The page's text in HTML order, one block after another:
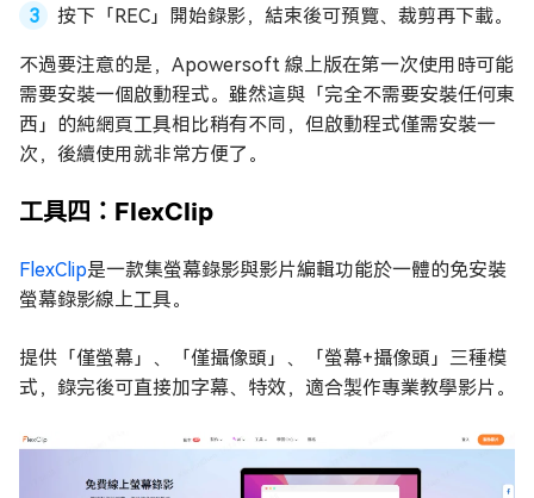
按下「REC」開始錄影，結束後可預覽、裁剪再下載。
不過要注意的是，Apowersoft 線上版在第一次使用時可能
需要安裝一個啟動程式。雖然這與「完全不需要安裝任何東
西」的純網頁工具相比稍有不同，但啟動程式僅需安裝一
次，後續使用就非常方便了。
工具四：FlexClip
FlexClip是一款集螢幕錄影與影片編輯功能於一體的免安裝
螢幕錄影線上工具。
提供「僅螢幕」、「僅攝像頭」、「螢幕+攝像頭」三種模
式，錄完後可直接加字幕、特效，適合製作專業教學影片。